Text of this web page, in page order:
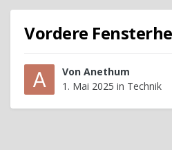
Vordere
Von Anethum
1. Mai 2025 in Technik